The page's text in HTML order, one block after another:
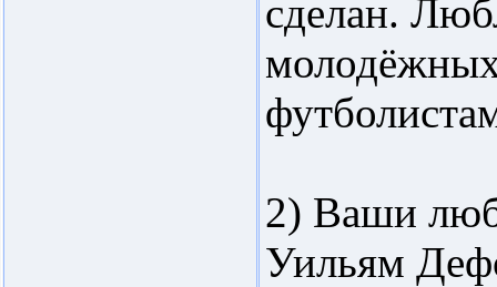
сделан.
2) Ваши
Уильям